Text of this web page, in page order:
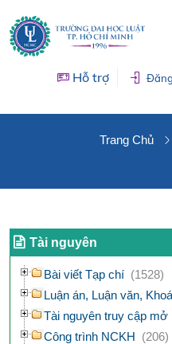
Hỗ trợ
Trang Chủ
Tài nguyên
Bài viết Tạp chí (1528)
Luận án, Luận văn,
Tài nguyên truy cập mở
Công trình NCKH (206)